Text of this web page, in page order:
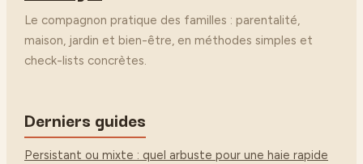
Le compagnon pratique des familles : parentalité,
maison, jardin et bien-être, en méthodes simples et
check-lists concrètes.
Derniers guides
Persistant ou mixte : quel arbuste pour une haie rapide